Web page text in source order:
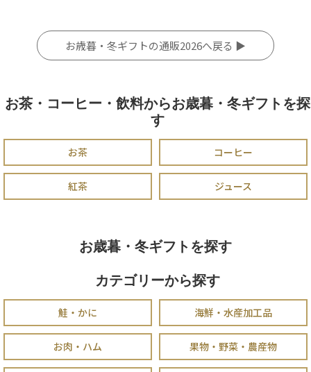
お歳暮・冬ギフトの通販2026へ戻る ▶
お茶・コーヒー・飲料からお歳暮・冬ギフトを探
す
お茶 コーヒー
紅茶 ジュース
お歳暮・冬ギフトを探す
カテゴリーから探す
鮭・かに 海鮮・水産加工品
お肉・ハム 果物・野菜・農産物